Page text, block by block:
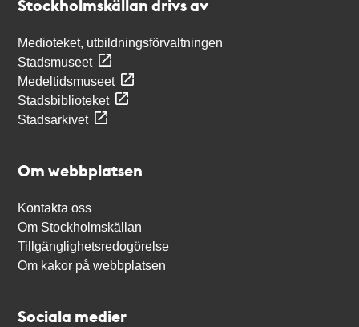
Stockholmskällan drivs av
Medioteket, utbildningsförvaltningen
Stadsmuseet
Medeltidsmuseet
Stadsbiblioteket
Stadsarkivet
Om webbplatsen
Kontakta oss
Om Stockholmskällan
Tillgänglighetsredogörelse
Om kakor på webbplatsen
Sociala medier